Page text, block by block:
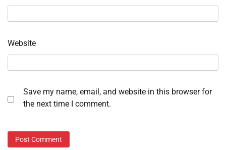
Website
Save my name, email, and website in this browser for
the next time I comment.